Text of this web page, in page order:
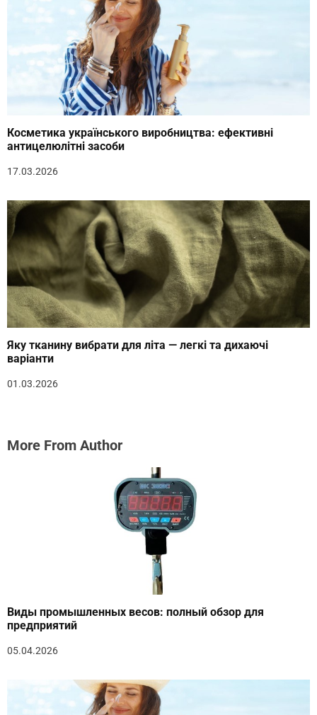
Косметика українського виробництва: ефективні
антицелюлітні засоби
17.03.2026
Яку тканину вибрати для літа — легкі та дихаючі
варіанти
01.03.2026
More From Author
Виды промышленных весов: полный обзор для
предприятий
05.04.2026